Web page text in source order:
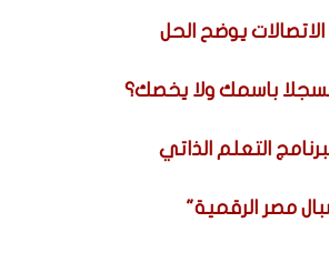
يوضح الحل
باسمك ولا يخصك؟
التعلم الذاتي
مصر الرقمية"